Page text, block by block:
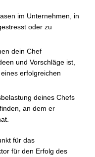
im Unternehmen, in
oder zu
dein Chef
und Vorschläge ist,
erfolgreichen
deines Chefs
an dem er
für das
für den Erfolg des